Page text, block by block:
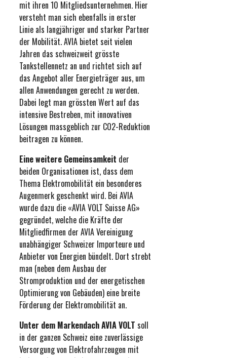
mit ihren 10 Mitgliedsunternehmen. Hier
versteht man sich ebenfalls in erster
Linie als langjähriger und starker Partner
der Mobilität. AVIA bietet seit vielen
Jahren das schweizweit grösste
Tankstellennetz an und richtet sich auf
das Angebot aller Energieträger aus, um
allen Anwendungen gerecht zu werden.
Dabei legt man grössten Wert auf das
intensive Bestreben, mit innovativen
Lösungen massgeblich zur CO2-Reduktion
beitragen zu können.
Eine weitere Gemeinsamkeit der
beiden Organisationen ist, dass dem
Thema Elektromobilität ein besonderes
Augenmerk geschenkt wird. Bei AVIA
wurde dazu die «AVIA VOLT Suisse AG»
gegründet, welche die Kräfte der
Mitgliedfirmen der AVIA Vereinigung
unabhängiger Schweizer Importeure und
Anbieter von Energien bündelt. Dort strebt
man (neben dem Ausbau der
Stromproduktion und der energetischen
Optimierung von Gebäuden) eine breite
Förderung der Elektromobilität an.
Unter dem Markendach AVIA VOLT soll
in der ganzen Schweiz eine zuverlässige
Versorgung von Elektrofahrzeugen mit